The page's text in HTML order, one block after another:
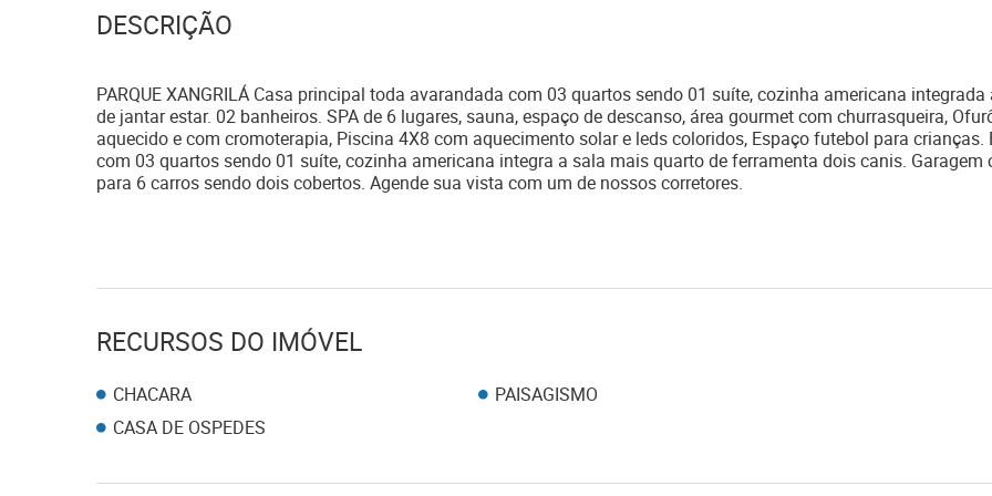
DESCRIÇÃO
PARQUE XANGRILÁ Casa principal toda avarandada com 03 quartos sendo 01 suíte, cozinha americana integrada
de jantar estar. 02 banheiros. SPA de 6 lugares, sauna, espaço de descanso, área gourmet com churrasqueira,
aquecido e com cromoterapia, Piscina 4X8 com aquecimento solar e leds coloridos, Espaço futebol para crianças.
com 03 quartos sendo 01 suíte, cozinha americana integra a sala mais quarto de ferramenta dois canis. Garagem
para 6 carros sendo dois cobertos. Agende sua vista com um de nossos corretores.
RECURSOS DO IMÓVEL
CHACARA
PAISAGISMO
CASA DE OSPEDES